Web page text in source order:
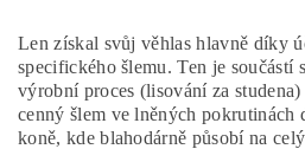
Len získal svůj věhlas hlavně díky
specifického šlemu. Ten je součástí
výrobní proces (lisování za
cenný šlem ve lněných pokrutinách
koně, kde blahodárně působí na